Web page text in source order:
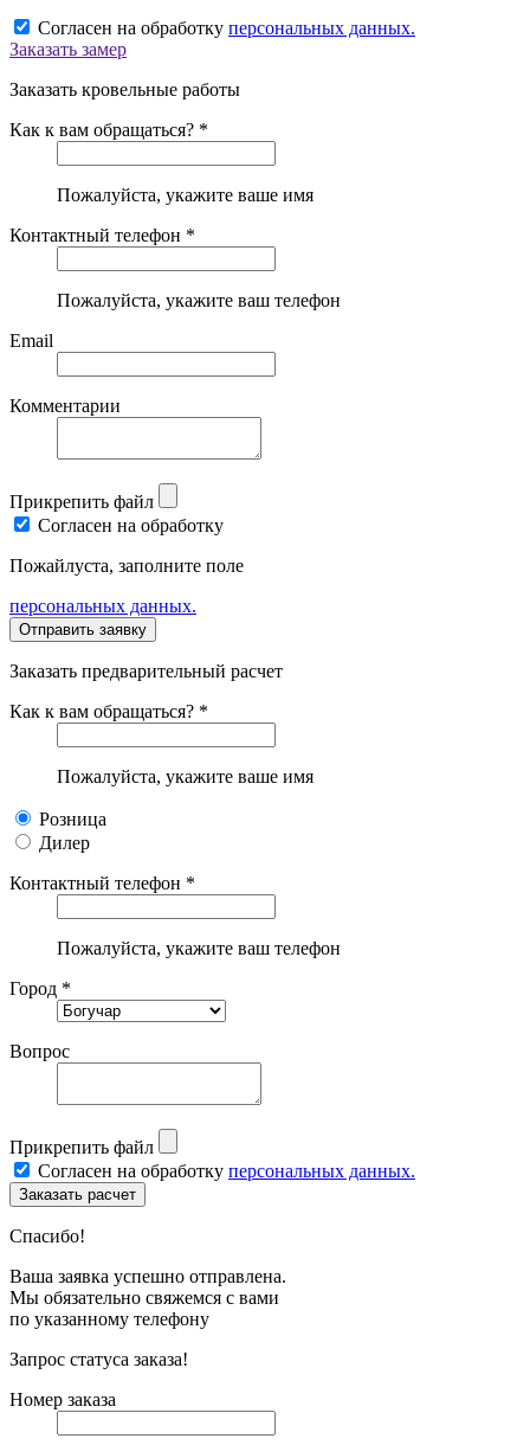
Согласен на обработку персональных данных.
Заказать замер
Заказать кровельные работы
Как к вам обращаться? *
Пожалуйста, укажите ваше имя
Контактный телефон *
Пожалуйста, укажите ваш телефон
Email
Комментарии
Прикрепить файл
Согласен на обработку
Пожайлуста, заполните поле
персональных данных.
Заказать предварительный расчет
Как к вам обращаться? *
Пожалуйста, укажите ваше имя
Розница
Дилер
Контактный телефон *
Пожалуйста, укажите ваш телефон
Город *
Вопрос
Прикрепить файл
Согласен на обработку персональных данных.
Спасибо!
Ваша заявка успешно отправлена.
Мы обязательно свяжемся с вами
по указанному телефону
Запрос статуса заказа!
Номер заказа